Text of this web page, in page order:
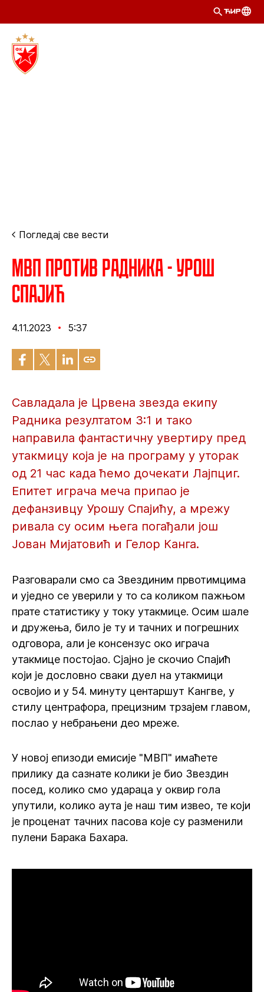
ЋИР
Погледај све вести
МВП против Радника - Урош
Спајић
4.11.2023 5:37
Савладала је Црвена звезда екипу
Радника резултатом 3:1 и тако
направила фантастичну увертиру пред
утакмицу која је на програму у уторак
од 21 час када ћемо дочекати Лајпциг.
Епитет играча меча припао је
дефанзивцу Урошу Спајићу, а мрежу
ривала су осим њега погађали још
Јован Мијатовић и Гелор Канга.
Разговарали смо са Звездиним првотимцима
и уједно се уверили у то са коликом пажњом
прате статистику у току утакмице. Осим шале
и дружења, било је ту и тачних и погрешних
одговора, али је консензус око играча
утакмице постојао. Сјајно је скочио Спајић
који је дословно сваки дуел на утакмици
освојио и у 54. минуту центаршут Кангве, у
стилу центрафора, прецизним трзајем главом,
послао у небрањени део мреже.
У новој епизоди емисије "МВП" имаћете
прилику да сазнате колики је био Звездин
посед, колико смо удараца у оквир гола
упутили, колико аута је наш тим извео, те који
је проценат тачних пасова које су разменили
пулени Барака Бахара.